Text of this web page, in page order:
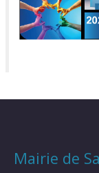
Mairie de